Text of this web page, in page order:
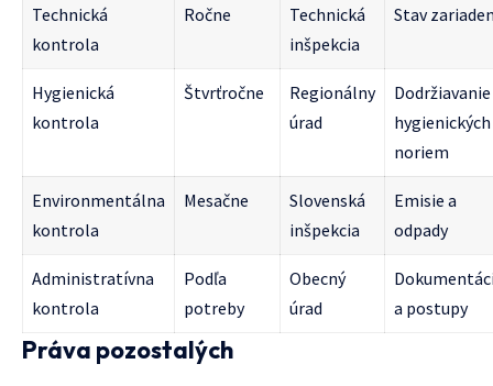
Technická
kontrola
Ročne
Technická
inšpekcia
Stav
Hygienická
kontrola
Štvrťročne
Regionálny
úrad
Dodržiavanie
hygienických
noriem
Environmentálna
kontrola
Mesačne
Slovenská
inšpekcia
Emisie a
odpady
Administratívna
kontrola
Podľa
potreby
Obecný
úrad
a postupy
Práva pozostalých